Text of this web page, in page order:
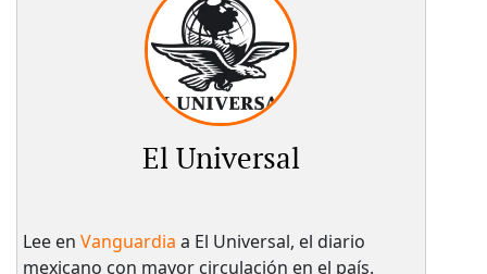
El Universal
Lee en Vanguardia a El Universal, el diario
mexicano con mayor circulación en el país.​